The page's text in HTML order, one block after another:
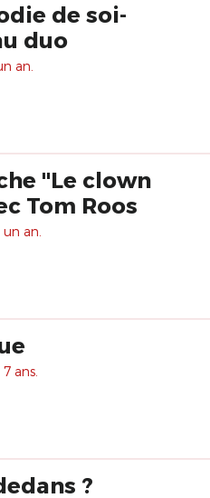
de soi-
duo
an.
"Le clown
Tom Roos
an.
ans.
?